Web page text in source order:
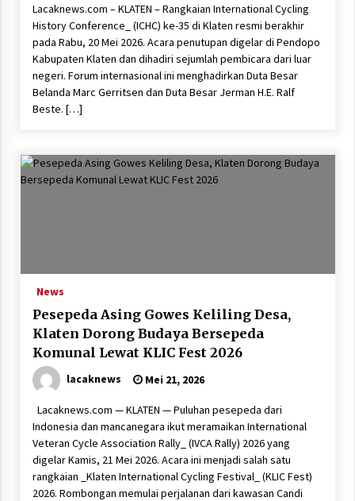
Lacaknews.com – KLATEN – Rangkaian International Cycling
History Conference_ (ICHC) ke-35 di Klaten resmi berakhir
pada Rabu, 20 Mei 2026. Acara penutupan digelar di Pendopo
Kabupaten Klaten dan dihadiri sejumlah pembicara dari luar
negeri. Forum internasional ini menghadirkan Duta Besar
Belanda Marc Gerritsen dan Duta Besar Jerman H.E. Ralf
Beste. […]
News
Pesepeda Asing Gowes Keliling Desa,
Klaten Dorong Budaya Bersepeda
Komunal Lewat KLIC Fest 2026
lacaknews Mei 21, 2026
Lacaknews.com — KLATEN — Puluhan pesepeda dari
Indonesia dan mancanegara ikut meramaikan International
Veteran Cycle Association Rally_ (IVCA Rally) 2026 yang
digelar Kamis, 21 Mei 2026. Acara ini menjadi salah satu
rangkaian _Klaten International Cycling Festival_ (KLIC Fest)
2026. Rombongan memulai perjalanan dari kawasan Candi